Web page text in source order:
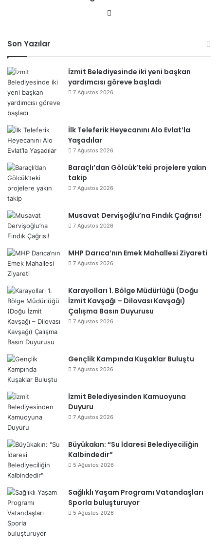
Son Yazılar
İzmit Belediyesinde iki yeni başkan
yardımcısı göreve başladı
7 Ağustos 2026
İlk Teleferik Heyecanını Alo Evlat’la
Yaşadılar
7 Ağustos 2026
Baraçlı’dan Gölcük’teki projelere yakın
takip
7 Ağustos 2026
Musavat Dervişoğlu’na Fındık Çağrısı!
7 Ağustos 2026
MHP Darıca’nın Emek Mahallesi Ziyareti
7 Ağustos 2026
Karayolları 1. Bölge Müdürlüğü (Doğu
İzmit Kavşağı – Dilovası Kavşağı)
Çalışma Basın Duyurusu
7 Ağustos 2026
Gençlik Kampında Kuşaklar Buluştu
7 Ağustos 2026
İzmit Belediyesinden Kamuoyuna
Duyuru
7 Ağustos 2026
Büyükakın: “Su İdaresi Belediyeciliğin
Kalbindedir”
5 Ağustos 2026
Sağlıklı Yaşam Programı Vatandaşları
Sporla buluşturuyor
5 Ağustos 2026